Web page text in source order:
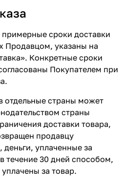
сроки доставки
Продавцом, указаны на
. Конкретные сроки
Покупателем при
отдельные страны может
страны
доставки товара,
продавцу
уплаченные за
течение 30 дней способом,
за товар.